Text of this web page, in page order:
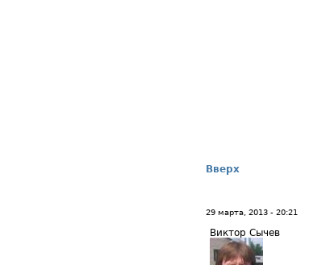
Вверх
29 марта, 2013 - 20:21
Виктор Сычев